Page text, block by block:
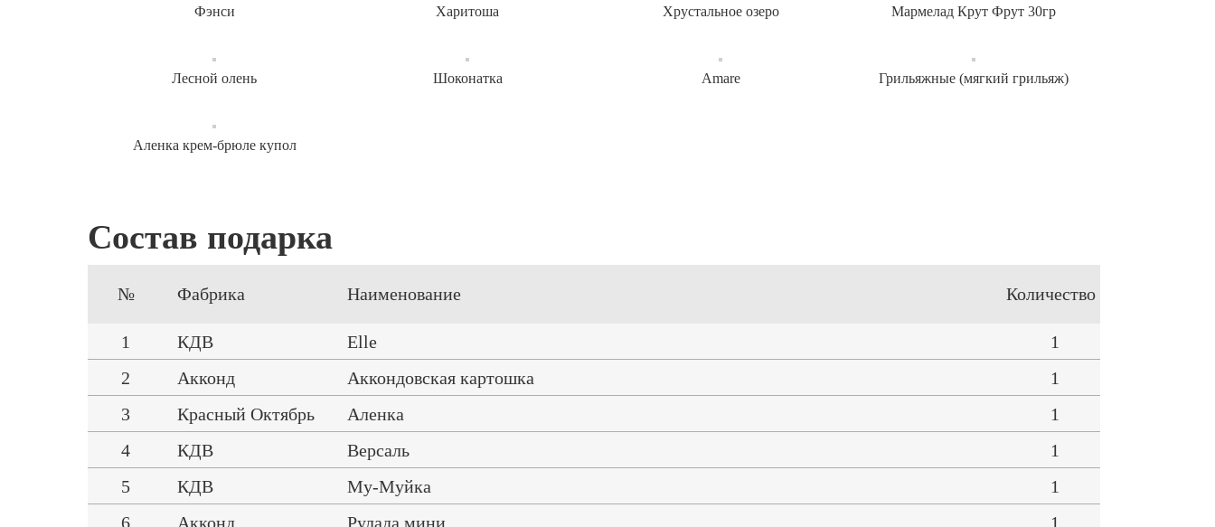
Фэнси Харитоша Хрустальное озеро Мармелад Крут Фрут 30гр
Лесной олень Шоконатка Amare Грильяжные (мягкий грильяж)
Аленка крем-брюле купол
Состав подарка
№ Фабрика Наименование Количество
1 КДВ Elle
1
2
Акконд Аккондовская картошка
1
3
Красный Октябрь Аленка
1
4
КДВ Версаль
1
5
КДВ Му-Муйка
1
6
Акконд Рулада мини
1